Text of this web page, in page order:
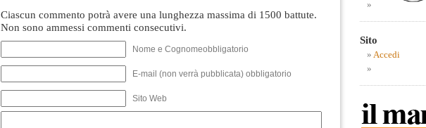
Ciascun commento potrà avere una lunghezza massima di 1500 battute.
Non sono ammessi commenti consecutivi.
Nome e Cognomeobbligatorio
E-mail (non verrà pubblicata) obbligatorio
Sito Web
Sito
Accedi